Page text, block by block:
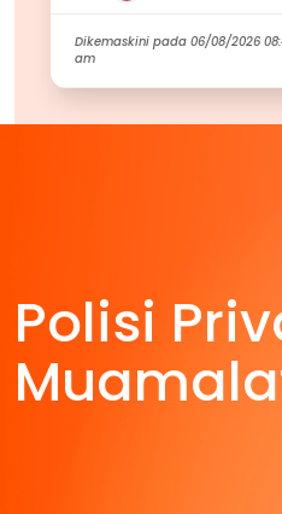
Dikemaskini pada 06/08/2026
am
Polisi